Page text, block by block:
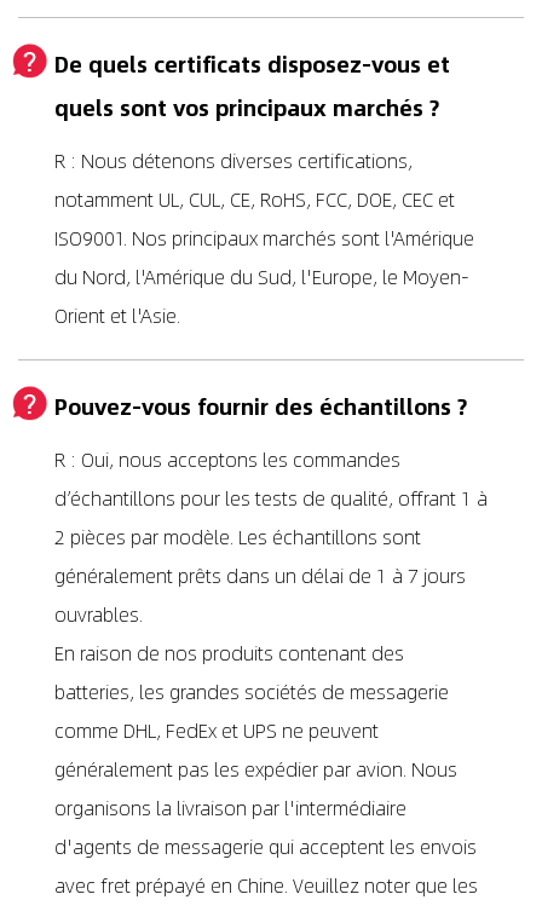
De quels certificats disposez-vous et
quels sont vos principaux marchés ?
R : Nous détenons diverses certifications,
notamment UL, CUL, CE, RoHS, FCC, DOE, CEC et
ISO9001. Nos principaux marchés sont l'Amérique
du Nord, l'Amérique du Sud, l'Europe, le Moyen-
Orient et l'Asie.
Pouvez-vous fournir des échantillons ?
R : Oui, nous acceptons les commandes
d’échantillons pour les tests de qualité, offrant 1 à
2 pièces par modèle. Les échantillons sont
généralement prêts dans un délai de 1 à 7 jours
ouvrables.
En raison de nos produits contenant des
batteries, les grandes sociétés de messagerie
comme DHL, FedEx et UPS ne peuvent
généralement pas les expédier par avion. Nous
organisons la livraison par l'intermédiaire
d'agents de messagerie qui acceptent les envois
avec fret prépayé en Chine. Veuillez noter que les